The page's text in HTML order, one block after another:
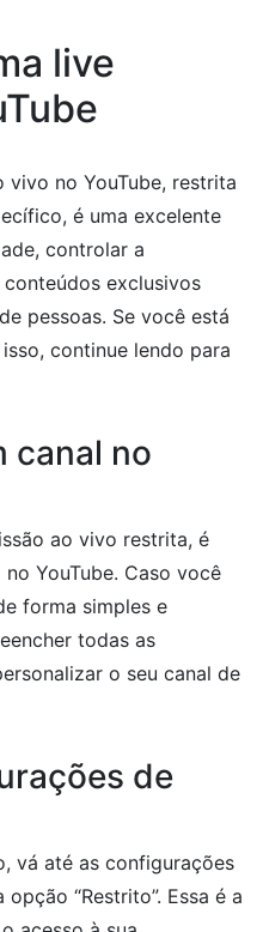
live
vivo no YouTube, restrita
é uma excelente
controlar a
exclusivos
pessoas. Se você está
continue lendo para
canal no
ao vivo restrita, é
YouTube. Caso você
forma simples e
todas as
o seu canal de
de
vá até as configurações
“Restrito”. Essa é a